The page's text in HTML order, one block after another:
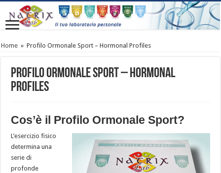
Home » Profilo Ormonale Sport – Hormonal Profiles
Profilo Ormonale Sport – Hormonal
Profiles
Cos’è il Profilo Ormonale Sport?
L’esercizio fisico
determina una
serie di
profonde